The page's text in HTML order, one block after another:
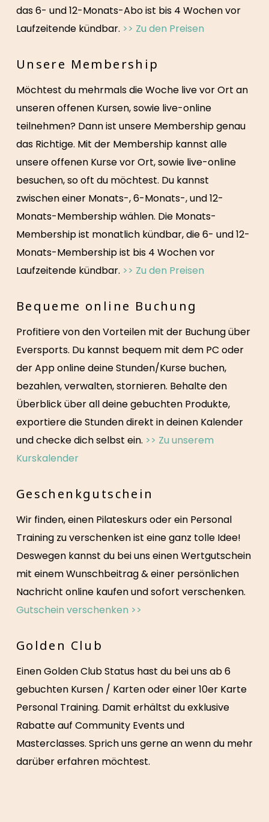
das 6- und 12-Monats-Abo ist bis 4 Wochen vor
Laufzeitende kündbar. >> Zu den Preisen
Unsere Membership
Möchtest du mehrmals die Woche live vor Ort an
unseren offenen Kursen, sowie live-online
teilnehmen? Dann ist unsere Membership genau
das Richtige. Mit der Membership kannst alle
unsere offenen Kurse vor Ort, sowie live-online
besuchen, so oft du möchtest. Du kannst
zwischen einer Monats-, 6-Monats-, und 12-
Monats-Membership wählen. Die Monats-
Membership ist monatlich kündbar, die 6- und 12-
Monats-Membership ist bis 4 Wochen vor
Laufzeitende kündbar. >> Zu den Preisen
Bequeme online Buchung
Profitiere von den Vorteilen mit der Buchung über
Eversports. Du kannst bequem mit dem PC oder
der App online deine Stunden/Kurse buchen,
bezahlen, verwalten, stornieren. Behalte den
Überblick über all deine gebuchten Produkte,
exportiere die Stunden direkt in deinen Kalender
und checke dich selbst ein. >> Zu unserem
Kurskalender
Geschenkgutschein
Wir finden, einen Pilateskurs oder ein Personal
Training zu verschenken ist eine ganz tolle Idee!
Deswegen kannst du bei uns einen Wertgutschein
mit einem Wunschbeitrag & einer persönlichen
Nachricht online kaufen und sofort verschenken.
Gutschein verschenken >>
Golden Club
Einen Golden Club Status hast du bei uns ab6
gebuchten Kursen / Kartenoder einer10er Karte
Personal Training. Damit erhältst du exklusive
Rabatte auf Community Events und
Masterclasses. Sprich uns gerne an wenn du mehr
darüber erfahren möchtest.